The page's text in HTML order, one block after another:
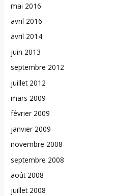
mai 2016
avril 2016
avril 2014
juin 2013
septembre 2012
juillet 2012
mars 2009
février 2009
janvier 2009
novembre 2008
septembre 2008
août 2008
juillet 2008